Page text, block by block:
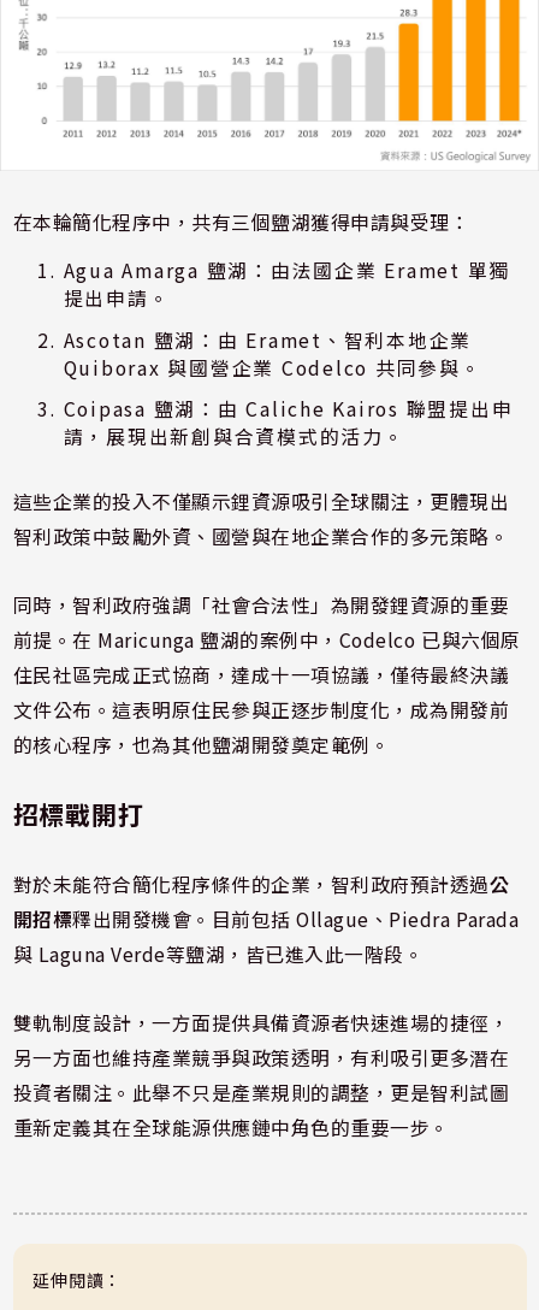
在本輪簡化程序中，共有三個鹽湖獲得申請與受理：
Agua Amarga 鹽湖：由法國企業 Eramet 單獨
提出申請。
Ascotan 鹽湖：由 Eramet、智利本地企業
Quiborax 與國營企業 Codelco 共同參與。
Coipasa 鹽湖：由 Caliche Kairos 聯盟提出申
請，展現出新創與合資模式的活力。
這些企業的投入不僅顯示鋰資源吸引全球關注，更體現出
智利政策中鼓勵外資、國營與在地企業合作的多元策略。
同時，智利政府強調「社會合法性」為開發鋰資源的重要
前提。在 Maricunga 鹽湖的案例中，Codelco 已與六個原
住民社區完成正式協商，達成十一項協議，僅待最終決議
文件公布。這表明原住民參與正逐步制度化，成為開發前
的核心程序，也為其他鹽湖開發奠定範例。
招標戰開打
對於未能符合簡化程序條件的企業，智利政府預計透過公
開招標釋出開發機會。目前包括 Ollague、Piedra Parada
與 Laguna Verde等鹽湖，皆已進入此一階段。
雙軌制度設計，一方面提供具備資源者快速進場的捷徑，
另一方面也維持產業競爭與政策透明，有利吸引更多潛在
投資者關注。此舉不只是產業規則的調整，更是智利試圖
重新定義其在全球能源供應鏈中角色的重要一步。
延伸閱讀：